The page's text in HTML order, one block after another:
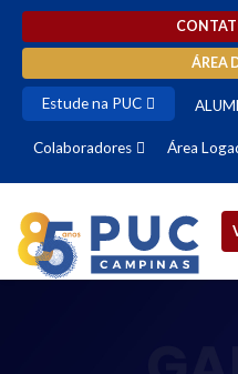
ÁREA
Estude na PUC
Colaboradores Área